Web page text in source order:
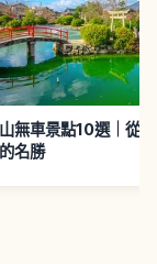
無車景點10選｜從
名勝